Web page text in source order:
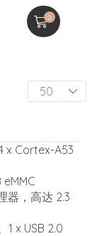
0
x Cortex-A53
eMMC
器，高达 2.3
1 x USB 2.0